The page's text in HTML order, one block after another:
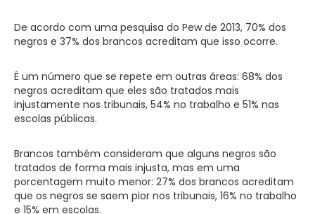
De acordo com uma pesquisa do Pew de 2013, 70% dos
negros e 37% dos brancos acreditam que isso ocorre.
É um número que se repete em outras áreas: 68% dos
negros acreditam que eles são tratados mais
injustamente nos tribunais, 54% no trabalho e 51% nas
escolas públicas.
Brancos também consideram que alguns negros são
tratados de forma mais injusta, mas em uma
porcentagem muito menor: 27% dos brancos acreditam
que os negros se saem pior nos tribunais, 16% no trabalho
e 15% em escolas.